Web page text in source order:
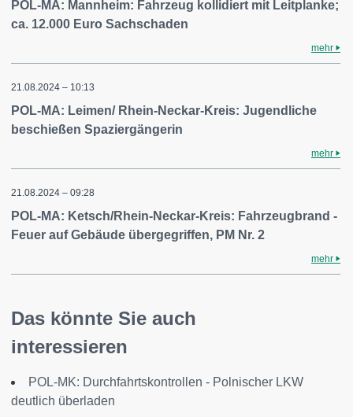
POL-MA: Mannheim: Fahrzeug kollidiert mit Leitplanke;
ca. 12.000 Euro Sachschaden
mehr
21.08.2024 – 10:13
POL-MA: Leimen/ Rhein-Neckar-Kreis: Jugendliche
beschießen Spaziergängerin
mehr
21.08.2024 – 09:28
POL-MA: Ketsch/Rhein-Neckar-Kreis: Fahrzeugbrand -
Feuer auf Gebäude übergegriffen, PM Nr. 2
mehr
Das könnte Sie auch
interessieren
POL-MK: Durchfahrtskontrollen - Polnischer LKW
deutlich überladen